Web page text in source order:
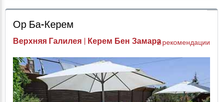
Проверка цен
Ор Ба-Керем
Верхняя Галилея | Керем Бен Замара2 рекомендации